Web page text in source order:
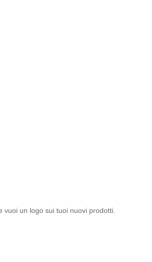
un logo sui tuoi nuovi prodotti.